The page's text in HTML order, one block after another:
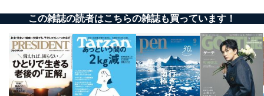
個人情報保護マネジメントシステムの継続的改善
当社は、内部監査及びマネジメントレビューの機会を通
じて、個人情報保護マネジメントシステムを継続的に改
善し、常に最良の状態を維持します。
苦情及び相談受付け窓口
この雑誌の読者はこちらの雑誌も買っています！